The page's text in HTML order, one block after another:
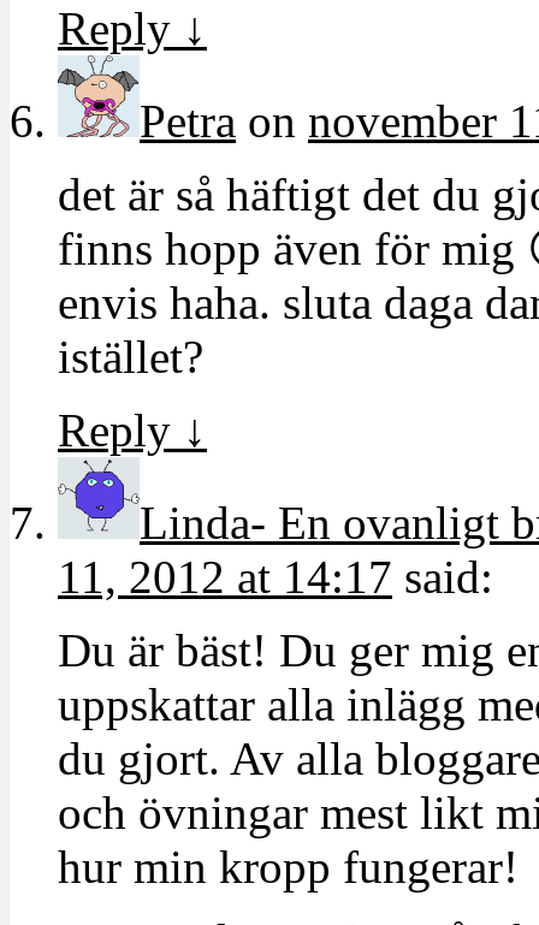
Reply ↓
Petra on november
det är så häftigt det du
finns hopp även för mig
envis haha. sluta daga
istället?
Reply ↓
Linda- En ovanligt
11, 2012 at 14:17 said:
Du är bäst! Du ger mig
uppskattar alla inlägg
du gjort. Av alla
och övningar mest likt
hur min kropp fungerar!